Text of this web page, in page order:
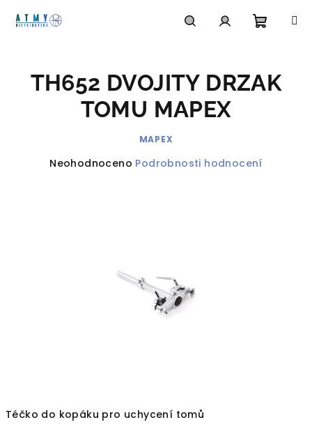
košík
Téčko do kopáku pro uchycení tomů
TH652 DVOJITY DRZAK
TOMU MAPEX
MAPEX
Průměrné
Neohodnoceno Podrobnosti hodnocení